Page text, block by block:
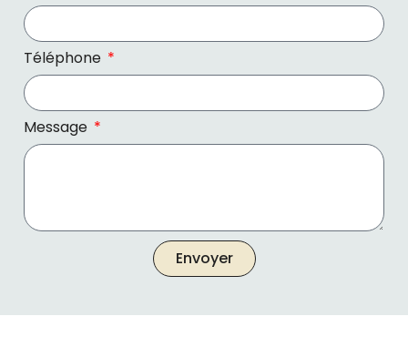
Téléphone
Message
Envoyer